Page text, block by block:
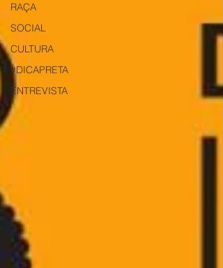
RAÇA
SOCIAL
CULTURA
#DICAPRETA
ENTREVISTA